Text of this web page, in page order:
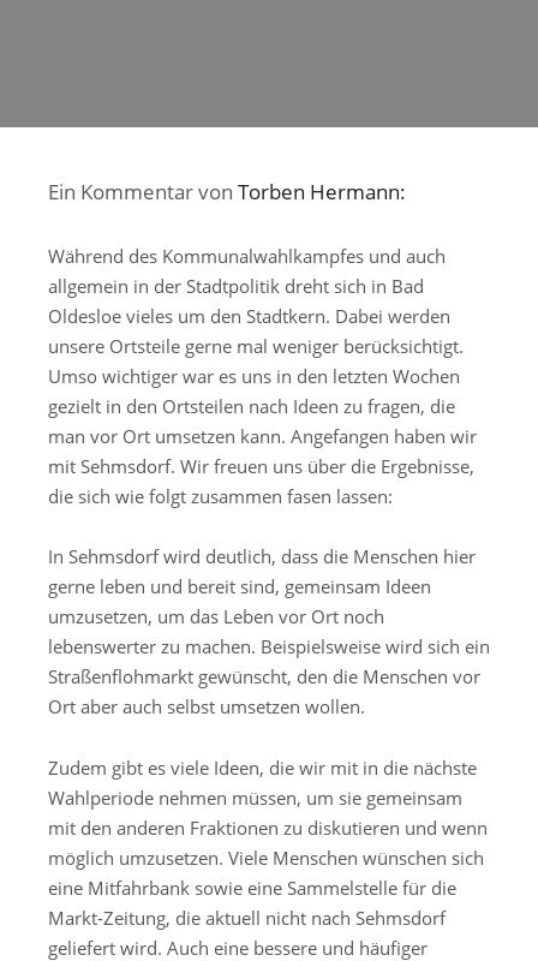
Ein Kommentar von Torben Hermann:
Während des Kommunalwahlkampfes und auch
allgemein in der Stadtpolitik dreht sich in Bad
Oldesloe vieles um den Stadtkern. Dabei werden
unsere Ortsteile gerne mal weniger berücksichtigt.
Umso wichtiger war es uns in den letzten Wochen
gezielt in den Ortsteilen nach Ideen zu fragen, die
man vor Ort umsetzen kann. Angefangen haben wir
mit Sehmsdorf. Wir freuen uns über die Ergebnisse,
die sich wie folgt zusammen fasen lassen:
In Sehmsdorf wird deutlich, dass die Menschen hier
gerne leben und bereit sind, gemeinsam Ideen
umzusetzen, um das Leben vor Ort noch
lebenswerter zu machen. Beispielsweise wird sich ein
Straßenflohmarkt gewünscht, den die Menschen vor
Ort aber auch selbst umsetzen wollen.
Zudem gibt es viele Ideen, die wir mit in die nächste
Wahlperiode nehmen müssen, um sie gemeinsam
mit den anderen Fraktionen zu diskutieren und wenn
möglich umzusetzen. Viele Menschen wünschen sich
eine Mitfahrbank sowie eine Sammelstelle für die
Markt-Zeitung, die aktuell nicht nach Sehmsdorf
geliefert wird. Auch eine bessere und häufiger